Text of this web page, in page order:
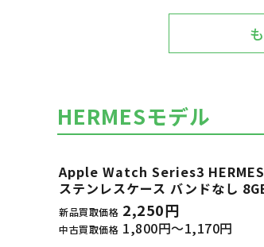
HERMESモデル
Apple Watch Series3
ステンレスケース バンドなし
新品買取価格 2,250円
中古買取価格 1,800円～1,170円